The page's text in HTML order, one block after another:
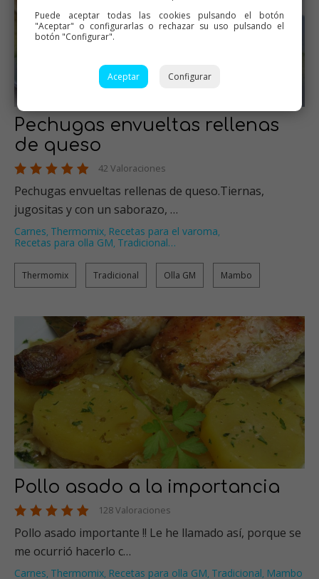
Pechugas envueltas rellenas
de queso
42 Valoraciones
Pechugas envueltas rellenas de queso.Tiernas,
jugositas y con un saborazo, …
Carnes, Thermomix, Recetas para el varoma,
Recetas para olla GM, Tradicional…
Thermomix Tradicional Olla GM Mambo
Pollo asado a la importancia
128 Valoraciones
Pollo asado importante !! Le he llamado así, porque se
me ocurrió hacerlo c…
Carnes, Thermomix, Recetas para olla GM, Tradicional, Mambo
Puede aceptar todas las cookies pulsando el botón
"Aceptar" o configurarlas o rechazar su uso pulsando el
botón "Configurar".
Aceptar Configurar